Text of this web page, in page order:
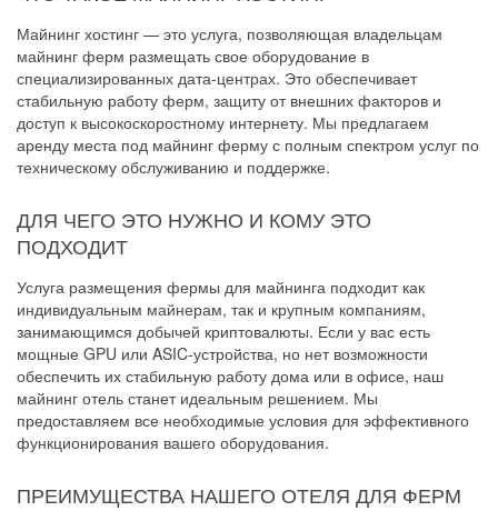
Майнинг хостинг — это услуга, позволяющая владельцам
майнинг ферм размещать свое оборудование в
специализированных дата-центрах. Это обеспечивает
стабильную работу ферм, защиту от внешних факторов и
доступ к высокоскоростному интернету. Мы предлагаем
аренду места под майнинг ферму с полным спектром услуг по
техническому обслуживанию и поддержке.
ДЛЯ ЧЕГО ЭТО НУЖНО И КОМУ ЭТО
ПОДХОДИТ
Услуга размещения фермы для майнинга подходит как
индивидуальным майнерам, так и крупным компаниям,
занимающимся добычей криптовалюты. Если у вас есть
мощные GPU или ASIC-устройства, но нет возможности
обеспечить их стабильную работу дома или в офисе, наш
майнинг отель станет идеальным решением. Мы
предоставляем все необходимые условия для эффективного
функционирования вашего оборудования.
ПРЕИМУЩЕСТВА НАШЕГО ОТЕЛЯ ДЛЯ ФЕРМ